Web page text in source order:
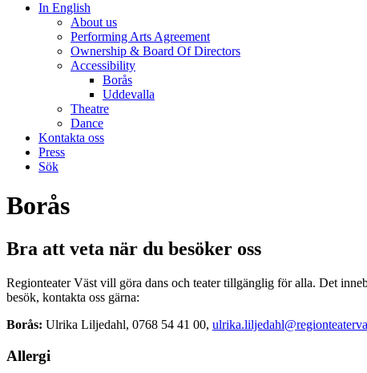
In English
About us
Performing Arts Agreement
Ownership & Board Of Directors
Accessibility
Borås
Uddevalla
Theatre
Dance
Kontakta oss
Press
Sök
Borås
Bra att veta när du besöker oss
Regionteater Väst vill göra dans och teater tillgänglig för alla. Det
besök, kontakta oss gärna:
Borås: Ulrika Liljedahl, 0768 54 41 00,
Allergi